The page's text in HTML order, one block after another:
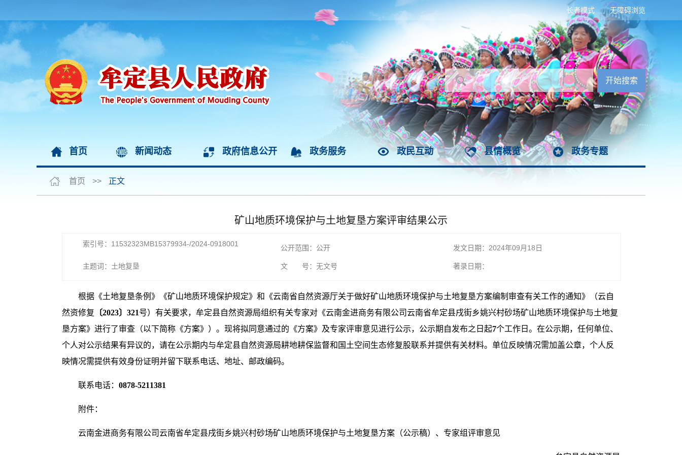
无障碍浏览
长者模式
首页 新闻动态 政府信息公开 政务服务 政民互动 县情概览 政务专题
首页 >> 正文
矿山地质环境保护与土地复垦方案评审结果公示
索引号：11532323MB15379934-/2024-0918001 公开范围：公开 发文日期：2024年09月18日
主题词：土地复垦 文 号：无文号 著录日期：
根据《土地复垦条例》《矿山地质环境保护规定》和《云南省自然资源厅关于做好矿山地质环境保护与土地复垦方案编制审查有关工作的通知》（云自
然资修复 〔2023〕321号）有关要求，牟定县自然资源局组织有关专家对《云南金进商务有限公司云南省牟定县戌街乡姚兴村砂场矿山地质环境保护与土地复
垦方案》进行了审查（以下简称《方案》）。现将拟同意通过的《方案》及专家评审意见进行公示，公示期自发布之日起7个工作日。在公示期，任何单位、
个人对公示结果有异议的，请在公示期内与牟定县自然资源局耕地耕保监督和国土空间生态修复股联系并提供有关材料。单位反映情况需加盖公章，个人反
映情况需提供有效身份证明并留下联系电话、地址、邮政编码。
联系电话： 0878-5211381
附件：
云南金进商务有限公司云南省牟定县戌街乡姚兴村砂场矿山地质环境保护与土地复垦方案（公示稿）、专家组评审意见